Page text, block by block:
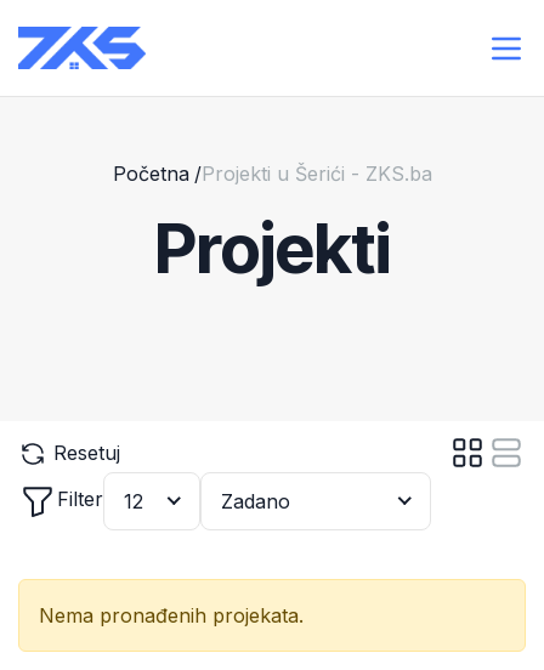
Početna /Projekti u Šerići - ZKS.ba
Projekti
Resetuj
Filter
12 Zadano
Nema pronađenih projekata.